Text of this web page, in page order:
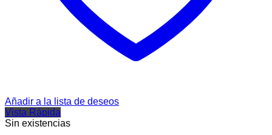
Añadir a la lista de deseos
Vista Rápida
Sin existencias